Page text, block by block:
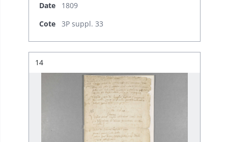
Date
1809
Cote
3P suppl. 33
Résultat n°
14